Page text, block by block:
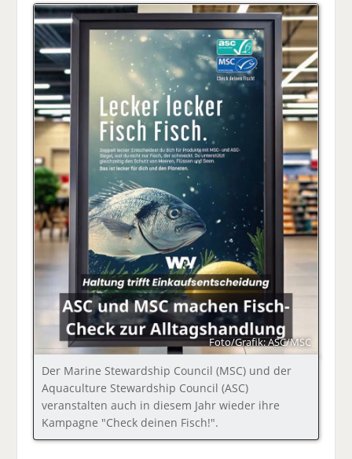
Foto/Grafik: ASC/MSC
Der Marine Stewardship Council (MSC) und der
Aquaculture Stewardship Council (ASC)
veranstalten auch in diesem Jahr wieder ihre
Kampagne "Check deinen Fisch!".